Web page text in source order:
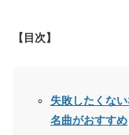
【目次】
失敗したくな
名曲がおすすめ